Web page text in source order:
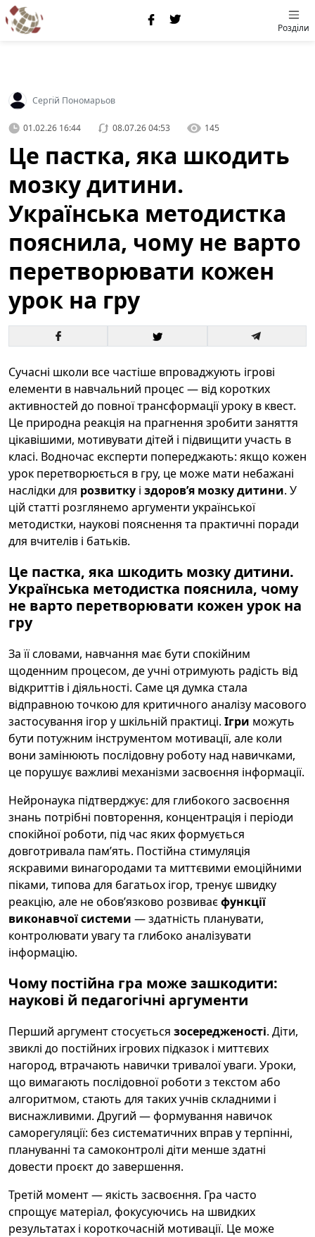
Розділи
Сергій Пономарьов
01.02.26 16:44 08.07.26 04:53 145
Це пастка, яка шкодить
мозку дитини.
Українська методистка
пояснила, чому не варто
перетворювати кожен
урок на гру
Сучасні школи все частіше впроваджують ігрові
елементи в навчальний процес — від коротких
активностей до повної трансформації уроку в квест.
Це природна реакція на прагнення зробити заняття
цікавішими, мотивувати дітей і підвищити участь в
класі. Водночас експерти попереджають: якщо кожен
урок перетворюється в гру, це може мати небажані
наслідки для розвитку і здоров’я мозку дитини. У
цій статті розглянемо аргументи української
методистки, наукові пояснення та практичні поради
для вчителів і батьків.
Це пастка, яка шкодить мозку дитини.
Українська методистка пояснила, чому
не варто перетворювати кожен урок на
гру
За її словами, навчання має бути спокійним
щоденним процесом, де учні отримують радість від
відкриттів і діяльності. Саме ця думка стала
відправною точкою для критичного аналізу масового
застосування ігор у шкільній практиці. Ігри можуть
бути потужним інструментом мотивації, але коли
вони замінюють послідовну роботу над навичками,
це порушує важливі механізми засвоєння інформації.
Нейронаука підтверджує: для глибокого засвоєння
знань потрібні повторення, концентрація і періоди
спокійної роботи, під час яких формується
довготривала пам’ять. Постійна стимуляція
яскравими винагородами та миттєвими емоційними
піками, типова для багатьох ігор, тренує швидку
реакцію, але не обов’язково розвиваєфункції
виконавчої системи — здатність планувати,
контролювати увагу та глибоко аналізувати
інформацію.
Чому постійна гра може зашкодити:
наукові й педагогічні аргументи
Перший аргумент стосується зосередженості. Діти,
звиклі до постійних ігрових підказок і миттєвих
нагород, втрачають навички тривалої уваги. Уроки,
що вимагають послідовної роботи з текстом або
алгоритмом, стають для таких учнів складними і
виснажливими. Другий — формування навичок
саморегуляції: без систематичних вправ у терпінні,
плануванні та самоконтролі діти менше здатні
довести проєкт до завершення.
Третій момент — якість засвоєння. Гра часто
спрощує матеріал, фокусуючись на швидких
результатах і короткочасній мотивації. Це може